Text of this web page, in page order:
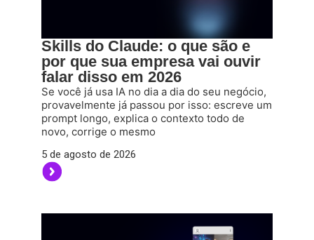
Skills do Claude: o que são e
por que sua empresa vai ouvir
falar disso em 2026
Se você já usa IA no dia a dia do seu negócio,
provavelmente já passou por isso: escreve um
prompt longo, explica o contexto todo de
novo, corrige o mesmo
5 de agosto de 2026